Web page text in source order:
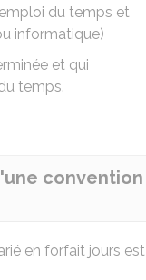
du temps et
informatique)
et qui
temps.
convention
en forfait jours est